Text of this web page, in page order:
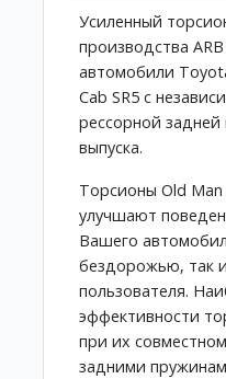
Усиленный
производства
автомобили
Cab SR5 с
рессорной
выпуска.
Торсионы Old Man
улучшают
Вашего
бездорожью, так
пользователя.
эффективности
при их
задними